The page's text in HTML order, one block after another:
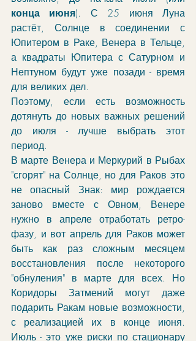
конца июня). С 25 июня Луна
растёт, Солнце в соединении с
Юпитером в Раке, Венера в Тельце,
а квадраты Юпитера с Сатурном и
Нептуном будут уже позади - время
для великих дел.
Поэтому, если есть возможность
дотянуть до новых важных решений
до июля - лучше выбрать этот
период.
В марте Венера и Меркурий в Рыбах
"сгорят" на Солнце, но для Раков это
не опасный Знак: мир рождается
заново вместе с Овном, Венере
нужно в апреле отработать ретро-
фазу, и вот апрель для Раков может
быть как раз сложным месяцем
восстановления после некоторого
"обнуления" в марте для всех. Но
Коридоры Затмений могут даже
подарить Ракам новые возможности,
с реализацией их в конце июня.
Июль - это уже риски по стационару